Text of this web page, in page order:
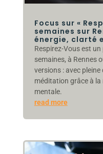
Focus sur «
semaines sur
énergie, clarté
Respirez-Vous est
semaines, à Rennes
versions : avec
méditation grâce à
mentale.
read more